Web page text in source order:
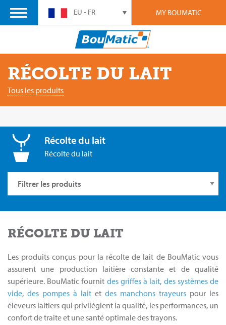
MY BOUMATIC
EU - FR
RÉCOLTE DU LAIT
Tous les produits
Récolte du lait
Récolte du lait
RÉCOLTE DU LAIT
Les produits conçus pour la récolte de lait de BouMatic vous
assurent une production laitière constante et de qualité
supérieure. BouMatic fournit des griffes à lait, des systèmes de
vide, des pompes à lait et des manchons trayeurs pour les
éleveurs laitiers qui privilégient la qualité, les performances, un
confort de traite et une santé optimale des trayons.